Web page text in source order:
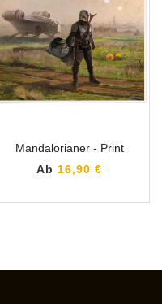
Mandalorianer - Print
Ab 16,90 €